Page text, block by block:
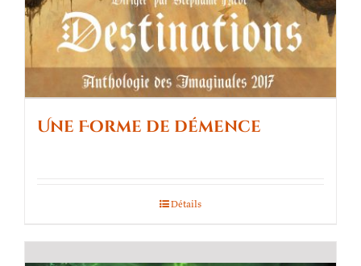
Une Forme de démence
Détails